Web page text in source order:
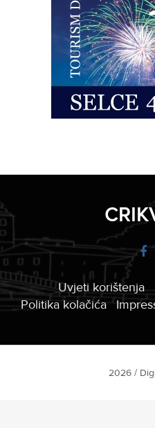
Uvjeti korištenja
Politika kolačića
2026 /